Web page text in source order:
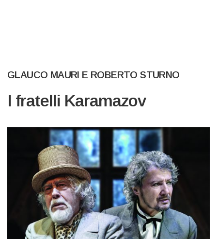
GLAUCO MAURI E ROBERTO STURNO
I fratelli Karamazov